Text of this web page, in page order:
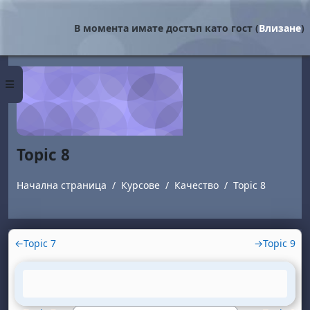
Страничен панел
В момента имате достъп като гост (Влизане)
Topic 8
Начална страница Курсове Качество Topic 8
Section outline
←Topic 7 →Topic 9